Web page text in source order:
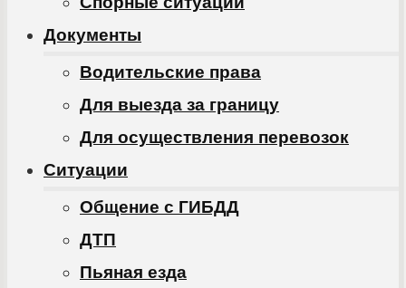
Документы
Водительские права
Для выезда за границу
Для осуществления перевозок
Ситуации
Общение с ГИБДД
ДТП
Пьяная езда